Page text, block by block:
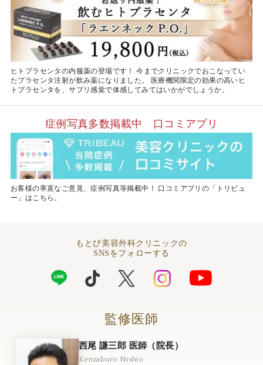
ヒトプラセンタの内服薬の登場です！ 今までクリニックでおこなってい
たプラセンタ注射が飲み薬になりました。 医療機関限定の効果の高いヒ
トプラセンタを、サプリ感覚で体感してみてはいかがでしょうか。
症例写真多数掲載中 口コミアプリ
お客様の率直なご意見、症例写真等掲載中！ 口コミアプリの「トリビュ
ー」はこちら。
もとび美容外科クリニックの
SNSをフォローする
監修医師
西尾 謙三郎 医師（院長）
Kenzaburo Nishio